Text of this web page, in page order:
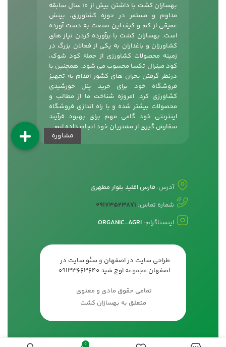
بهسازان کشت با داشتن بیش از 10 سال سابقه
مداوم و مستمر در حوزه کشاورزی، بینش
عمیقی از کم و کیف این صنعت به دست آورده
است. بهسازان کشت با برآورده کردن نیاز های
کشاورزان و باغداران به یکی از فعالان بزرگ در
زمینه محصولات کشاورزی از جمله کود شوک،
کود مینرال تکسا محسوب می شود. همچنین با
درنظر گرفتن بحران های کشور اقدام به تجهیز
فروشگاه خود برای خرید پنل خورشیدی
کشاورزی کرد. امروزه شناخت ما از مطالب و
محصولات بیشتر شده و با راه اندازی فروشگاه
اینترنتی خود گامی مهم برای بهبود فرآیند
سفارش گیری از مشتریان خود انجام داده ایم.
آدرس: فارس اقلید بلوار مطهری
شماره تماس: 09173523871
اینستاگرام:ORGANIC-AGRI
طراحی سایت در اصفهان و سئو سایت در
اصفهان مجموعه اوج شید 09133663640
تمامی حقوق مادی و معنوی
متعلق به بهسازان کشت
0